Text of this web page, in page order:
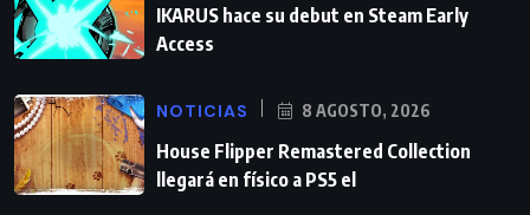
IKARUS hace su debut en Steam Early
Access
NOTICIAS 8 AGOSTO, 2026
House Flipper Remastered Collection
llegará en físico a PS5 el